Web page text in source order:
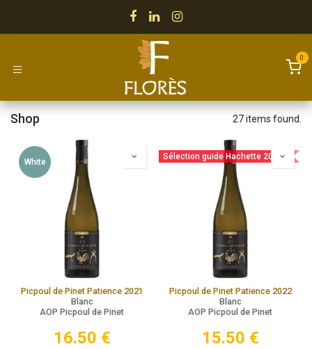
0
Shop 27 items found.
White
Picpoul de Pinet Patience 2021
Blanc
AOP Picpoul de Pinet
16.50 €
Sélection guide Hachette 2025
Picpoul de Pinet Patience 2022
Blanc
AOP Picpoul de Pinet
15.50 €